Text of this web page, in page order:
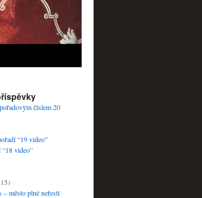
číslem 20
“19 video”
video”
– město plné neřestí